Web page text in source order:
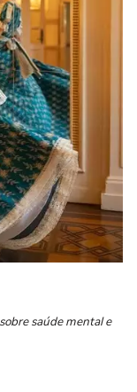
saúde mental e